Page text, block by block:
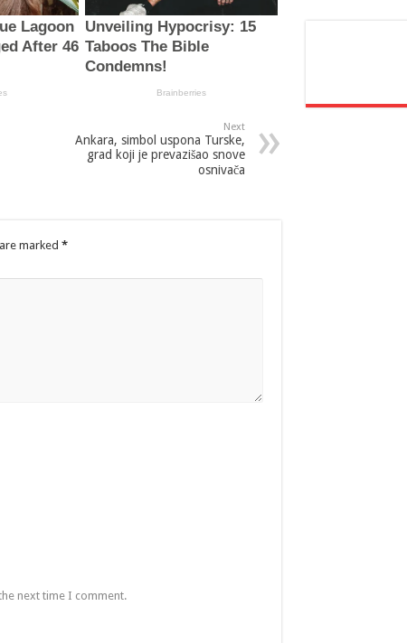
Next
Ankara, simbol uspona Turske,
grad koji je prevazišao snove
osnivača
marked *
next time I comment.